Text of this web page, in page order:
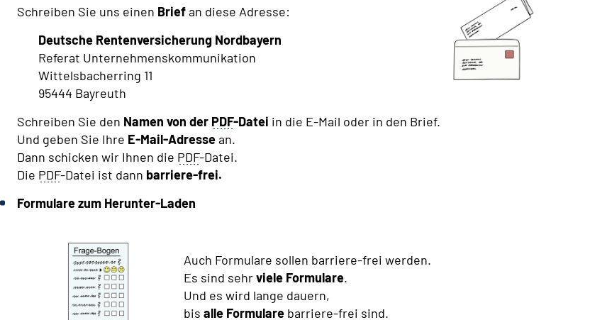
Schreiben Sie uns einen Briefan diese Adresse:
Deutsche Rentenversicherung Nordbayern
Referat Unternehmenskommunikation
Wittelsbacherring 11
95444 Bayreuth
Schreiben Sie den Namen von der PDF-Datei in die E-Mail oder in den Brief.
Und geben Sie Ihre E-Mail-Adressean.
Dann schicken wir Ihnen die PDF-Datei.
Die PDF-Datei ist dann barriere-frei.
Formulare zum Herunter-Laden
Auch Formulare sollen barriere-frei werden.
Es sind sehrviele Formulare.
Und es wird lange dauern,
bis alle Formulare barriere-frei sind.